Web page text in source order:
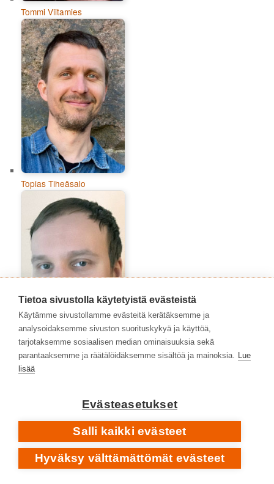
Tommi Viitamies
Topias Tiheäsalo
Tuomas Aitonurmi
Tietoa sivustolla käytetyistä evästeistä
Käytämme sivustollamme evästeitä kerätäksemme ja
analysoidaksemme sivuston suorituskykyä ja käyttöä,
tarjotaksemme sosiaalisen median ominaisuuksia sekä
parantaaksemme ja räätälöidäksemme sisältöä ja mainoksia. Lue
lisää
Evästeasetukset
Salli kaikki evästeet
Hyväksy välttämättömät evästeet